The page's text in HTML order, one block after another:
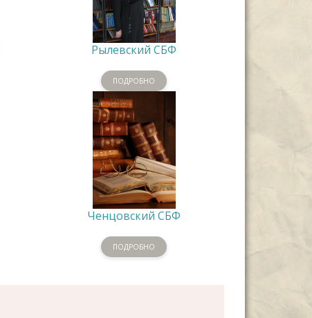
Рылевский СБФ
ПОДРОБНО
Ченцовский СБФ
ПОДРОБНО